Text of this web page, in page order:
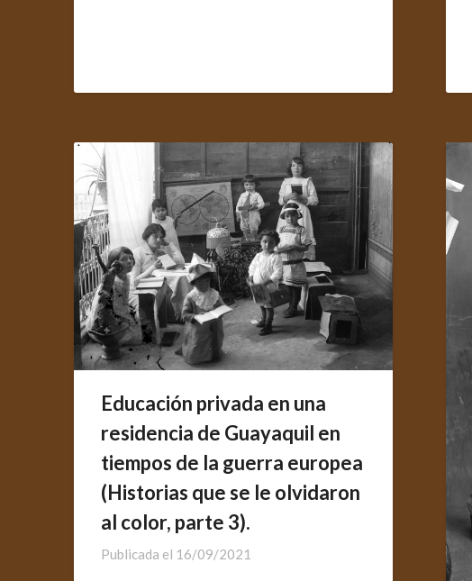
Educación privada en una
residencia de Guayaquil en
tiempos de la guerra europea
(Historias que se le olvidaron
al color, parte 3).
Publicada el 16/09/2021